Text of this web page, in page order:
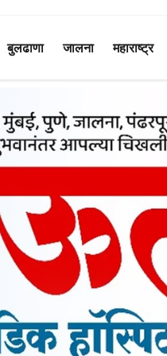
बुलढाणा जालना महाराष्ट्र